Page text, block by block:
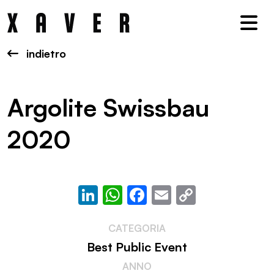
indietro
Argolite Swissbau
2020
LinkedIn
WhatsApp
Facebook
Email
CATEGORIA
Best Public Event
ANNO